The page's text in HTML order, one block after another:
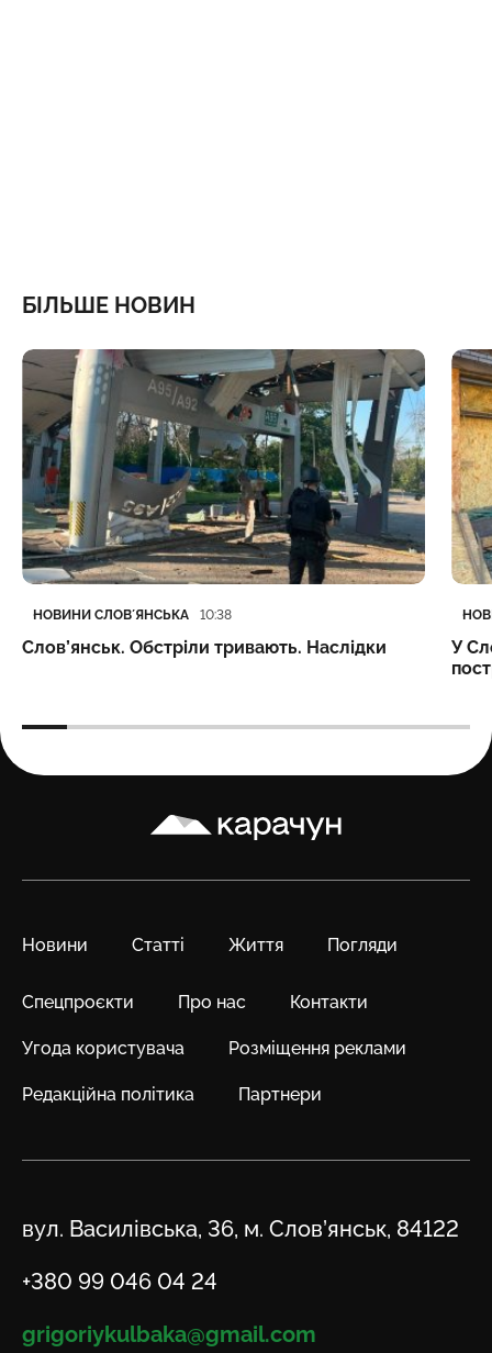
БІЛЬШЕ НОВИН
Категорія
НОВИНИ СЛОВʼЯНСЬКА
Дата публікації 10:38
Слов’янськ. Обстріли тривають. Наслідки
У
Карачун
Новини Статті Життя Погляди
Спецпроєкти Про нас Контакти
Угода користувача Розміщення реклами
Редакційна політика Партнери
Адреса
вул. Василівська, 36, м. Слов’янськ, 84122
Телефон
+380 99 046 04 24
Email
grigoriykulbaka@gmail.com